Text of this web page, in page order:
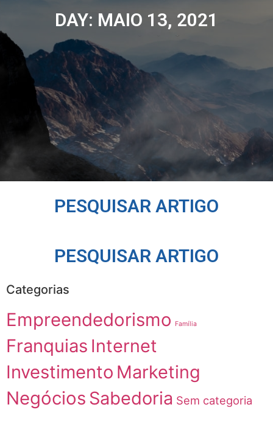
DAY: MAIO 13, 2021
PESQUISAR ARTIGO
PESQUISAR ARTIGO
Categorias
Empreendedorismo Família
Franquias Internet
Investimento Marketing
Negócios Sabedoria Sem categoria